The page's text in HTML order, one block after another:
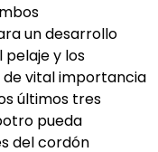
un desarrollo
pelaje y los
de vital importancia
últimos tres
pueda
del cordón